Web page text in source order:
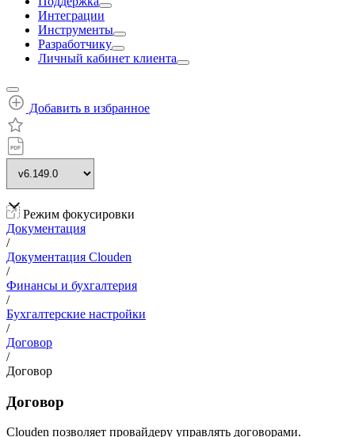
Интеграции
Инструменты
Разработчику
Личный кабинет клиента
Добавить в избранное
Режим фокусировки
Документация
/
Документация Clouden
/
Финансы и бухгалтерия
/
Бухгалтерские настройки
/
Договор
/
Договор
Договор
Clouden позволяет провайдеру управлять договорами.